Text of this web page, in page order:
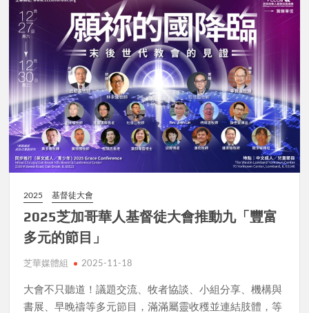
2025 基督徒大會
2025芝加哥華人基督徒大會推動九「豐富
多元的節目」
芝華媒體組 2025-11-18
大會不只聽道！議題交流、牧者協談、小組分享、機構與
書展、早晚禱等多元節目，滿滿屬靈收穫並連結肢體，等